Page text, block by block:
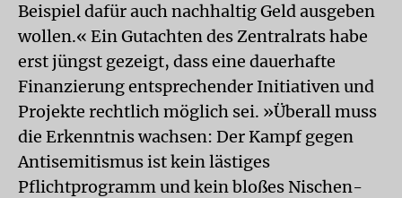
Beispiel dafür auch nachhaltig Geld ausgeben
wollen.« Ein Gutachten des Zentralrats habe
erst jüngst gezeigt, dass eine dauerhafte
Finanzierung entsprechender Initiativen und
Projekte rechtlich möglich sei. »Überall muss
die Erkenntnis wachsen: Der Kampf gegen
Antisemitismus ist kein lästiges
Pflichtprogramm und kein bloßes Nischen-